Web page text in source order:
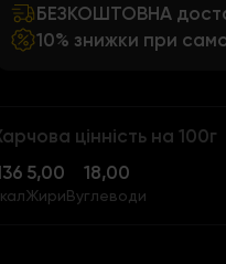
БЕЗКОШТОВНА
10% знижки при
цінність на 100г
Жири
5,00
Вуглеводи
18,00